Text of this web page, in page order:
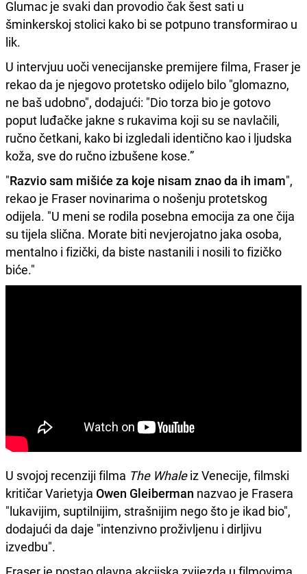
Glumac je svaki dan provodio čak šest sati u
šminkerskoj stolici kako bi se potpuno transformirao u
lik.
U intervjuu uoči venecijanske premijere filma, Fraser je
rekao da je njegovo protetsko odijelo bilo "glomazno,
ne baš udobno", dodajući: "Dio torza bio je gotovo
poput luđačke jakne s rukavima koji su se navlačili,
ručno četkani, kako bi izgledali identično kao i ljudska
koža, sve do ručno izbušene kose.”
"Razvio sam mišiće za koje nisam znao da ih imam",
rekao je Fraser novinarima o nošenju protetskog
odijela. "U meni se rodila posebna emocija za one čija
su tijela slična. Morate biti nevjerojatno jaka osoba,
mentalno i fizički, da biste nastanili i nosili to fizičko
biće."
U svojoj recenziji filma The Whaleiz Venecije, filmski
kritičar Varietyja Owen Gleiberman nazvao je Frasera
"lukavijim, suptilnijim, strašnijim nego što je ikad bio",
dodajući da daje "intenzivno proživljenu i dirljivu
izvedbu".